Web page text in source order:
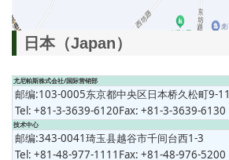
日本（Japan）
尤尼帕斯株式会社/国际营销部
邮编:103-0005东京都中央区日本桥久松町9-11
Tel: +81-3-3639-6120Fax: +81-3-3639-6130
技术中心
邮编:343-0041琦玉县越谷市千间台西1-3
Tel: +81-48-977-1111Fax: +81-48-976-5200